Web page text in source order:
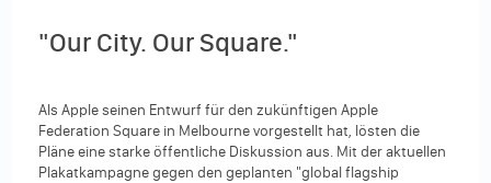
"Our City. Our Square."
Als Apple seinen Entwurf für den zukünftigen Apple
Federation Square in Melbourne vorgestellt hat, lösten die
Pläne eine starke öffentliche Diskussion aus. Mit der aktuellen
Plakatkampagne gegen den geplanten "global flagship